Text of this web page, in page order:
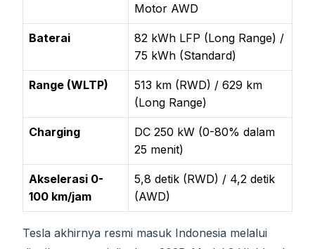
Motor AWD
Baterai
82 kWh LFP (Long Range) /
75 kWh (Standard)
Range (WLTP)
513 km (RWD) / 629 km
(Long Range)
Charging
DC 250 kW (0-80% dalam
25 menit)
Akselerasi 0-
100 km/jam
5,8 detik (RWD) / 4,2 detik
(AWD)
Tesla akhirnya resmi masuk Indonesia melalui